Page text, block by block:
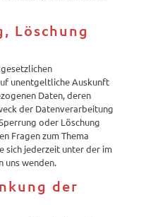
Löschung
unentgeltliche Auskunft
Daten, deren
der Datenverarbeitung
oder Löschung
Fragen zum Thema
sich jederzeit unter der im
uns wenden.
der